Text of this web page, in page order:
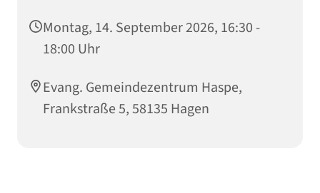
Montag, 14. September 2026, 16:30 -
18:00 Uhr
Evang. Gemeindezentrum Haspe,
Frankstraße 5, 58135 Hagen